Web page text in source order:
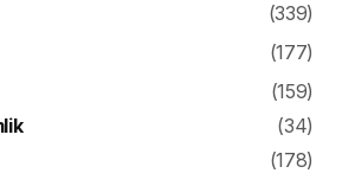
(339)
(177)
(159)
(34)
(178)